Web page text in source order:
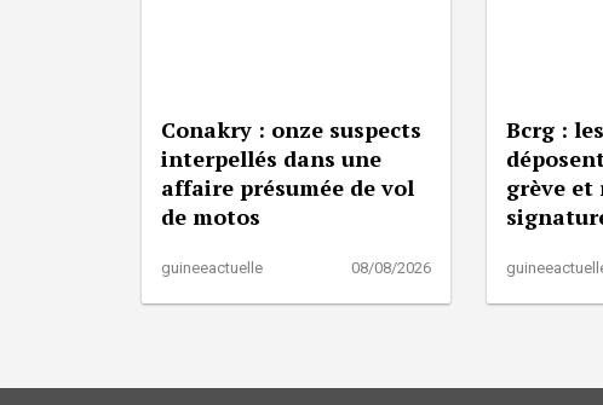
Conakry : onze suspects
interpellés dans une
affaire présumée de vol
de motos
guineeactuelle 08/08/2026
Bcrg :
grève et